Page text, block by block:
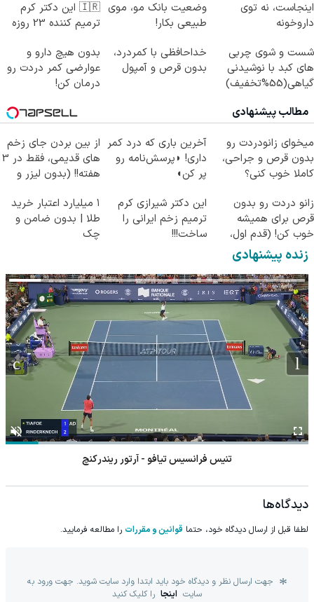
اینجاست، نه توی
داروخونه
وضعیت بانک مو، موی
طبیعی بکار!
🇮🇷 این دکتر کرم
ترمیم کننده 23 روزه
شست و شوی چربی
های کبد با نوشیدنی
گیاهی(55%تخفیف)
خداحافظی با کمردرد،
بدون قرص و آمپول
بدون هیچ دارو و
عوارضی کمر دردت رو
درمان کن!
مطالب پیشنهادی
میخوای زانودردت رو
بدون قرص و جراحی،
کاملا خوب کنی؟
آخرین باری که درد کمر
داری! ◗پرسش‌نامه رو
پر کن◖
از بین بردن جای زخم
های قدیمی، فقط در 3
هفته!! (بدون لیزر و
زانو دردت رو بدون
قرص برای همیشه
خوب کن! (قدم اول،
پرسش‌نامه)
این دکتر شیرازی کرم
ترمیم زخم ایرانی را
ساخت!!!
۱ میلیارد اعتبار خرید
طلا | بدون ضامن و
چک
زنده پیشنهادی
تنیس فرانسیس تیافو - آرتور ریندرکنچ
دیدگاه‌ها
لطفا قبل از ارسال دیدگاه خود، حتما قوانین و مقررات را مطالعه فرمایید.
جهت ارسال نظر و دیدگاه خود باید ابتدا وارد سایت شوید. جهت ورود به
سایت اینجا را کلیک کنید